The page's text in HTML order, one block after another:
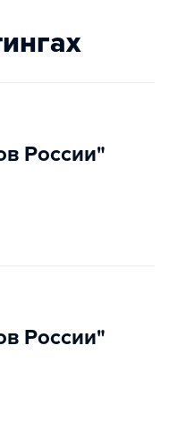
России"
России"